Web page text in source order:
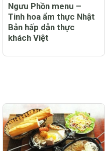
Ngưu Phồn menu –
Tinh hoa ẩm thực Nhật
Bản hấp dẫn thực
khách Việt